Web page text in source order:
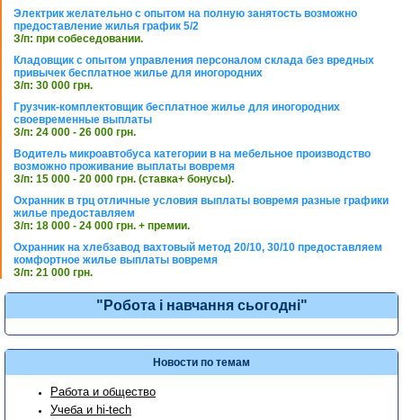
Электрик желательно с опытом на полную занятость возможно
предоставление жилья график 5/2
З/п: при собеседовании.
Кладовщик с опытом управления персоналом склада без вредных
привычек бесплатное жилье для иногородних
З/п: 30 000 грн.
Грузчик-комплектовщик бесплатное жилье для иногородних
своевременные выплаты
З/п: 24 000 - 26 000 грн.
Водитель микроавтобуса категории в на мебельное производство
возможно проживание выплаты вовремя
З/п: 15 000 - 20 000 грн. (ставка+ бонусы).
Охранник в трц отличные условия выплаты вовремя разные графики
жилье предоставляем
З/п: 18 000 - 24 000 грн. + премии.
Охранник на хлебзавод вахтовый метод 20/10, 30/10 предоставляем
комфортное жилье выплаты вовремя
З/п: 21 000 грн.
"Робота і навчання сьогодні"
Новости по темам
Работа и общество
Учеба и hi-tech